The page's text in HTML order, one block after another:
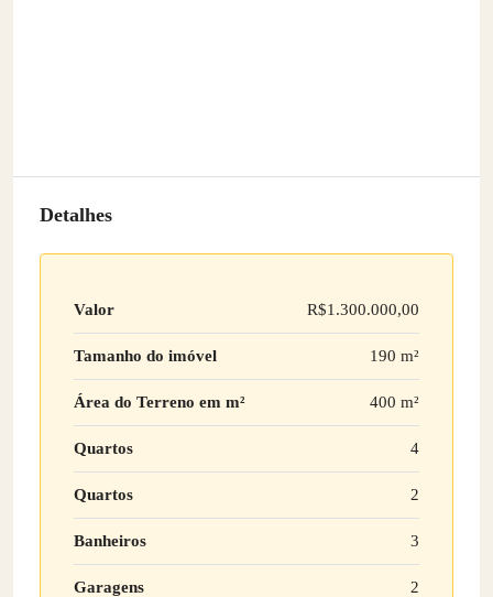
Detalhes
Valor R$1.300.000,00
Tamanho do imóvel 190 m²
Área do Terreno em m² 400 m²
Quartos 4
Quartos 2
Banheiros 3
Garagens 2